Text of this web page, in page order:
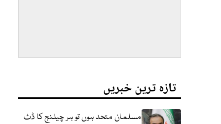
تازہ ترین خبریں
مسلمان متحد ہوں تو ہر چیلنج کا ڈٹ